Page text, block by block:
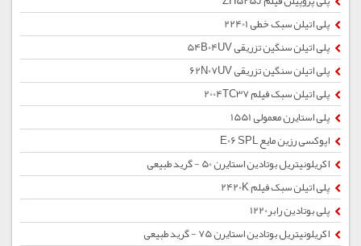
پلی اتیلن سبک خطی 22401
پلی اتیلن سنگین تزریقی 54B04UV
پلی اتیلن سنگین تزریقی 62N07UV
پلی اتیلن سبک فیلم 2004TC37
پلی استایرن معمولی 1551
اپوکسی رزین مایع E06 SPL
اکریلونیتریل بوتادین استایرن 50 - گرید طبیعی
پلی اتیلن سبک فیلم 2420K
پلی بوتادین رابر1220
اکریلونیتریل بوتادین استایرن 75 - گرید طبیعی